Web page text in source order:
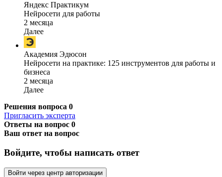
Яндекс Практикум
Нейросети для работы
2 месяца
Далее
Академия Эдюсон
Нейросети на практике: 125 инструментов для работы и
бизнеса
2 месяца
Далее
Решения вопроса 0
Пригласить эксперта
Ответы на вопрос 0
Ваш ответ на вопрос
Войдите, чтобы написать ответ
Войти через центр авторизации